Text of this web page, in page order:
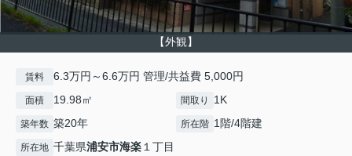
【外観】
賃料 6.3万円～6.6万円 管理/共益費 5,000円
面積 19.98㎡ 間取り 1K
築年数 築20年 所在階 1階/4階建
所在地 千葉県浦安市海楽 １丁目